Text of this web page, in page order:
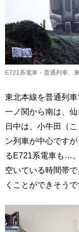
E721系電車・普通列車、
東北本線を普通列車
一ノ関から南は、
日中は、小牛田（
ン列車が中心です
るE721系電車も…。
空いている時間帯
くことができそうで